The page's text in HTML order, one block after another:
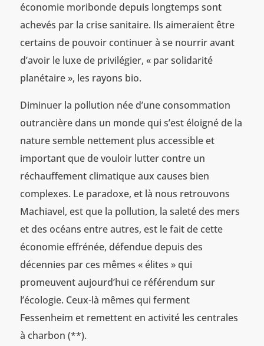
économie moribonde depuis longtemps sont
achevés par la crise sanitaire. Ils aimeraient être
certains de pouvoir continuer à se nourrir avant
d’avoir le luxe de privilégier, « par solidarité
planétaire », les rayons bio.
Diminuer la pollution née d’une consommation
outrancière dans un monde qui s’est éloigné de la
nature semble nettement plus accessible et
important que de vouloir lutter contre un
réchauffement climatique aux causes bien
complexes. Le paradoxe, et là nous retrouvons
Machiavel, est que la pollution, la saleté des mers
et des océans entre autres, est le fait de cette
économie effrénée, défendue depuis des
décennies par ces mêmes « élites » qui
promeuvent aujourd’hui ce référendum sur
l’écologie. Ceux-là mêmes qui ferment
Fessenheim et remettent en activité les centrales
à charbon (**).